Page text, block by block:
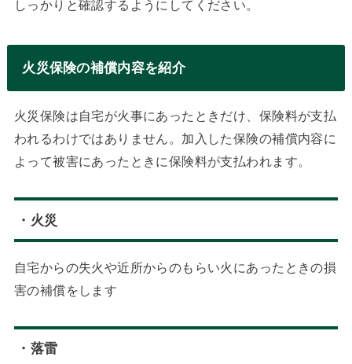
しっかりと確認するようにしてください。
火災保険の補償内容を紹介
火災保険は自宅が火事にあったときだけ、保険料が支払
われるわけではありません。加入した保険の補償内容に
よって被害にあったときに保険料が支払われます。
・火災
自宅からの失火や近所からのもらい火にあったときの損
害の補償をします
・落雷